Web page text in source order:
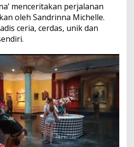
menceritakan perjalanan
oleh Sandrinna Michelle.
ceria, cerdas, unik dan